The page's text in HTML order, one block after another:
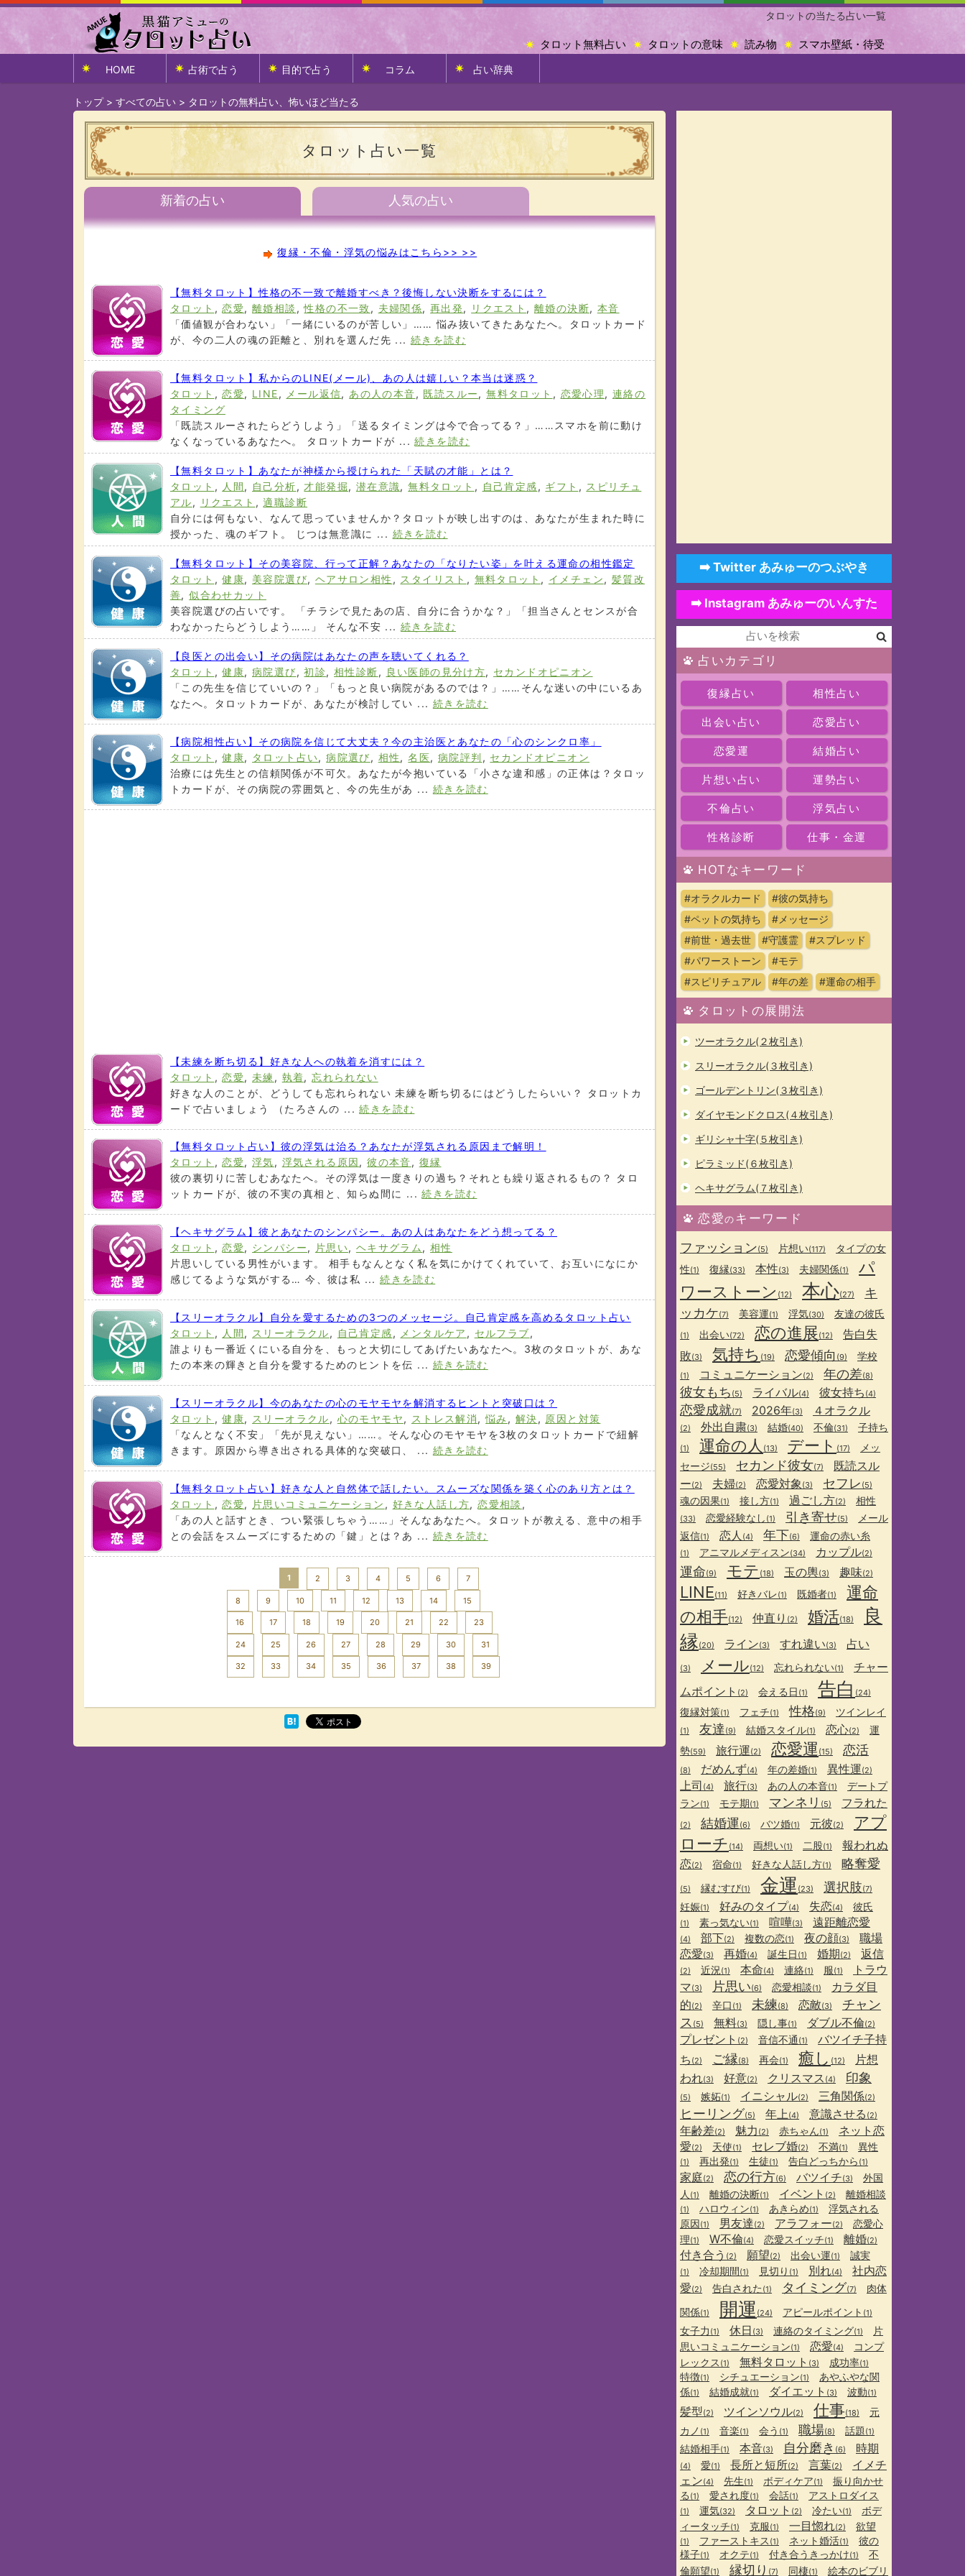
タロットの当たる占い一覧
スマホ壁紙・待受
読み物
タロットの意味
タロット無料占い
HOME 占術で占う 目的で占う コラム 占い辞典
トップ> すべての占い > タロットの無料占い、怖いほど当たる
タロット占い一覧
新着の占い 人気の占い
復縁・不倫・浮気の悩みはこちら>> >>
【無料タロット】性格の不一致で離婚すべき？後悔しない決断をするには？
タロット ,恋愛,離婚相談 ,性格の不一致, 夫婦関係,再出発, リクエスト , 離婚の決断, 本音
「価値観が合わない」「一緒にいるのが苦しい」…… 悩み抜いてきたあなたへ。タロットカード
が、今の二人の魂の距離と、別れを選んだ先 ... 続きを読む
【無料タロット】私からのLINE(メール)、あの人は嬉しい？本当は迷惑？
タロット ,恋愛, LINE, メール返信, あの人の本音, 既読スルー,無料タロット , 恋愛心理, 連絡の
タイミング
「既読スルーされたらどうしよう」「送るタイミングは今で合ってる？」……スマホを前に動け
なくなっているあなたへ。 タロットカードが ...続きを読む
【無料タロット】あなたが神様から授けられた「天賦の才能」とは？
タロット , 人間, 自己分析, 才能発掘, 潜在意識,無料タロット , 自己肯定感, ギフト , スピリチュ
アル, リクエスト ,適職診断
自分には何もない、なんて思っていませんか？タロットが映し出すのは、あなたが生まれた時に
授かった、魂のギフト。 じつは無意識に ... 続きを読む
【無料タロット】その美容院、行って正解？あなたの「なりたい姿」を叶える運命の相性鑑定
タロット ,健康, 美容院選び, ヘアサロン相性 , スタイリスト , 無料タロット , イメチェン, 髪質改
善,似合わせカット
美容院選びの占いです。 「チラシで見たあの店、自分に合うかな？」「担当さんとセンスが合
わなかったらどうしよう……」 そんな不安 ... 続きを読む
【良医との出会い】その病院はあなたの声を聴いてくれる？
タロット ,健康,病院選び,初診,相性診断, 良い医師の見分け方, セカンドオピニオン
「この先生を信じていいの？」「もっと良い病院があるのでは？」……そんな迷いの中にいるあ
なたへ。タロットカードが、あなたが検討してい ... 続きを読む
【病院相性占い】その病院を信じて大丈夫？今の主治医とあなたの「心のシンクロ率」
タロット ,健康, タロット占い,病院選び, 相性,名医, 病院評判 , セカンドオピニオン
治療には先生との信頼関係が不可欠。あなたが今抱いている「小さな違和感」の正体は？タロッ
トカードが、その病院の雰囲気と、今の先生があ ... 続きを読む
【未練を断ち切る】好きな人への執着を消すには？
タロット ,恋愛,未練 , 執着,忘れられない
好きな人のことが、どうしても忘れられない 未練を断ち切るにはどうしたらいい？ タロットカ
ードで占いましょう （たろさんの ...続きを読む
【無料タロット占い】彼の浮気は治る？あなたが浮気される原因まで解明！
タロット ,恋愛,浮気, 浮気される原因 ,彼の本音, 復縁
彼の裏切りに苦しむあなたへ。その浮気は一度きりの過ち？それとも繰り返されるもの？ タロ
ットカードが、彼の不実の真相と、知らぬ間に ...続きを読む
【ヘキサグラム】彼とあなたのシンパシー。あの人はあなたをどう想ってる？
タロット ,恋愛, シンパシー, 片思い, ヘキサグラム,相性
片思いしている男性がいます。 相手もなんとなく私を気にかけてくれていて、お互いになにか
感じてるような気がする… 今、彼は私 ...続きを読む
【スリーオラクル】自分を愛するための3つのメッセージ。自己肯定感を高めるタロット占い
タロット , 人間, スリーオラクル, 自己肯定感, メンタルケア , セルフラブ,
誰よりも一番近くにいる自分を、もっと大切にしてあげたいあなたへ。3枚のタロットが、あな
たの本来の輝きと自分を愛するためのヒントを伝 ... 続きを読む
【スリーオラクル】今のあなたの心のモヤモヤを解消するヒントと突破口は？
タロット ,健康, スリーオラクル, 心のモヤモヤ, ストレス解消,悩み , 解決, 原因と対策
「なんとなく不安」「先が見えない」……。そんな心のモヤモヤを3枚のタロットカードで紐解
きます。原因から導き出される具体的な突破口、 ... 続きを読む
【無料タロット占い】好きな人と自然体で話したい。スムーズな関係を築く心のあり方とは？
タロット ,恋愛, 片思いコミュニケーション , 好きな人話し方,恋愛相談 ,
「あの人と話すとき、つい緊張しちゃう……」そんなあなたへ。タロットが教える、意中の相手
との会話をスムーズにするための「鍵」とは？あ ... 続きを読む
1 2 3 4 5 6 7
8 9 10 11 12 13 14 15
16 17 18 19 20 21 22 23
24 25 26 27 28 29 30 31
32 33 34 35 36 37 38 39
➡️ Twitter あみゅーのつぶやき
➡️ Instagram あみゅーのいんすた
占いカテゴリ
復縁占い 相性占い
出会い占い 恋愛占い
恋愛運 結婚占い
片想い占い 運勢占い
不倫占い 浮気占い
性格診断 仕事・金運
HOTなキーワード
#オラクルカード
#彼の気持ち
#ペットの気持ち
#メッセージ
#前世・過去世
#守護霊
#スプレッド
#パワーストーン
#モテ
#スピリチュアル
#年の差 #運命の相手
タロットの展開法
ツーオラクル(２枚引き)
スリーオラクル(３枚引き)
ゴールデントリン(３枚引き)
ダイヤモンドクロス(４枚引き)
ギリシャ十字(５枚引き)
ピラミッド(６枚引き)
ヘキサグラム(７枚引き)
恋愛のキーワード
ファッション(5) 片想い(117)
タイプの女
性(1) 復縁(33) 本性(3) 夫婦関係(1)
パ
ワーストーン (12) 本心(27)
キ
ッカケ(7) 美容運(1) 浮気(30) 友達の彼氏
(1) 出会い(72) 恋の進展(12)
告白失
敗(3) 気持ち (19) 恋愛傾向 (9) 学校
(1) コミュニケーション(2) 年の差(8)
彼女もち (5) ライバル(4) 彼女持ち (4)
恋愛成就(7) 2026年(3) ４オラクル
(2) 外出自粛(3) 結婚(40) 不倫(31) 子持ち
(1) 運命の人 (13) デート (17)
メッ
セージ(55) セカンド彼女(7)
既読スル
ー(2) 夫婦(2) 恋愛対象(3) セフレ (5)
魂の因果(1) 接し方(1) 過ごし方(2) 相性
(33) 恋愛経験なし (1) 引き寄せ(5)
メール
返信(1) 恋人 (4) 年下(6) 運命の赤い糸
(1) アニマルメディスン(34) カップル(2)
運命(9) モテ (18) 玉の輿(3) 趣味(2)
LINE(11) 好きバレ(1) 既婚者(1)
運命
の相手(12) 仲直り (2) 婚活(18)
良
縁(20) ライン(3) すれ違い(3) 占い
(3) メール(12) 忘れられない(1)
チャー
ムポイント (2) 会える日 (1) 告白 (24)
復縁対策(1) フェチ(1) 性格(9) ツインレイ
(1) 友達 (9) 結婚スタイル(1) 恋心(2)
運
勢(59) 旅行運(2) 恋愛運 (15) 恋活
(8) だめんず(4) 年の差婚(1) 異性運(2)
上司 (4) 旅行(3) あの人の本音(1)
デートプ
ラン(1) モテ期(1) マンネリ (5) フラれた
(2) 結婚運(6) バツ婚(1) 元彼(2)
アプ
ローチ (14) 両想い(1) 二股(1)
報われぬ
恋(2) 宿命(1) 好きな人話し方(1) 略奪愛
(5) 縁むすび(1) 金運 (23) 選択肢(7)
妊娠(1) 好みのタイプ(4) 失恋(4) 彼氏
(1) 素っ気ない(1) 喧嘩(3) 遠距離恋愛
(4) 部下(2) 複数の恋(1) 夜の顔(3)
職場
恋愛(3) 再婚(4) 誕生日 (1) 婚期(2) 返信
(2) 近況 (1) 本命(4) 連絡(1) 服(1)
トラウ
マ(3) 片思い(6) 恋愛相談(1)
カラダ目
的(2) 辛口 (1) 未練(8) 恋敵(3)
チャン
ス (5) 無料(3) 隠し事(1) ダブル不倫(2)
プレゼント (2) 音信不通 (1)
バツイチ子持
ち (2) ご縁(8) 再会(1) 癒し (12)
片想
われ(3) 好意(2) クリスマス (4) 印象
(5) 嫉妬(1) イニシャル(2) 三角関係(2)
ヒーリング(5) 年上(4) 意識させる (2)
年齢差(2) 魅力 (2) 赤ちゃん(1)
ネット恋
愛(2) 天使(1) セレブ婚(2) 不満(1) 異性
(1) 再出発(1) 生徒(1) 告白どっちから (1)
家庭(2) 恋の行方(6) バツイチ(3)
外国
人 (1) 離婚の決断(1) イベント (2) 離婚相談
(1) ハロウィン(1) あきらめ(1)
浮気される
原因(1) 男友達(2) アラフォー(2)
恋愛心
理(1) W不倫(4) 恋愛スイッチ(1) 離婚(2)
付き合う (2) 願望(2) 出会い運(1) 誠実
(1) 冷却期間(1) 見切り (1) 別れ(4)
社内恋
愛(2) 告白された (1) タイミング(7)
肉体
関係(1) 開運 (24) アピールポイント (1)
女子力 (1) 休日 (3) 連絡のタイミング(1)
片
思いコミュニケーション(1) 恋愛(4)
コンプ
レックス (1) 無料タロット (3) 成功率(1)
特徴(1) シチュエーション(1)
あやふやな関
係(1) 結婚成就(1) ダイエット (3) 波動(1)
髪型(2) ツインソウル(2) 仕事(18)
元
カノ (1) 音楽(1) 会う (1) 職場(8) 話題(1)
結婚相手(1) 本音(3) 自分磨き (6) 時期
(4) 愛(1) 長所と短所(2) 言葉(2)
イメチ
ェン(4) 先生(1) ボディケア(1)
振り向かせ
る (1) 愛され度(1) 会話(1) アストロダイス
(1) 運気(32) タロット (2) 冷たい(1)
ボデ
ィータッチ(1) 克服(1) 一目惚れ(2) 欲望
(1) ファーストキス (1) ネット婚活(1)
彼の
様子(1) オクテ(1) 付き合うきっかけ(1)
不
倫願望(1) 縁切り (7) 同棲(1) 絵本のビブリ